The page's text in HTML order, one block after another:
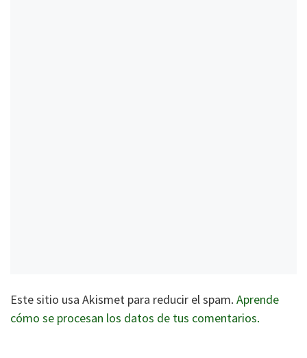
Este sitio usa Akismet para reducir el spam. Aprende
cómo se procesan los datos de tus comentarios.